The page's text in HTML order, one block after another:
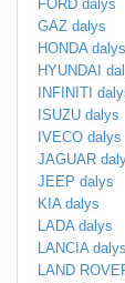
FORD dalys
GAZ dalys
HONDA dalys
HYUNDAI
INFINITI
ISUZU dalys
IVECO dalys
JAGUAR
JEEP dalys
KIA dalys
LADA dalys
LANCIA dalys
LAND